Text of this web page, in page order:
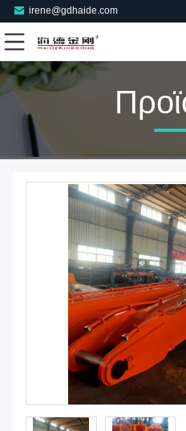
irene@gdhaide.com